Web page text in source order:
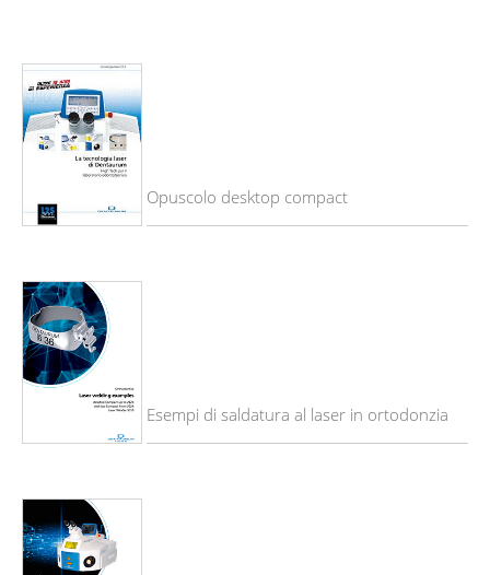
Opuscolo desktop compact
Esempi di saldatura al laser in ortodonzia